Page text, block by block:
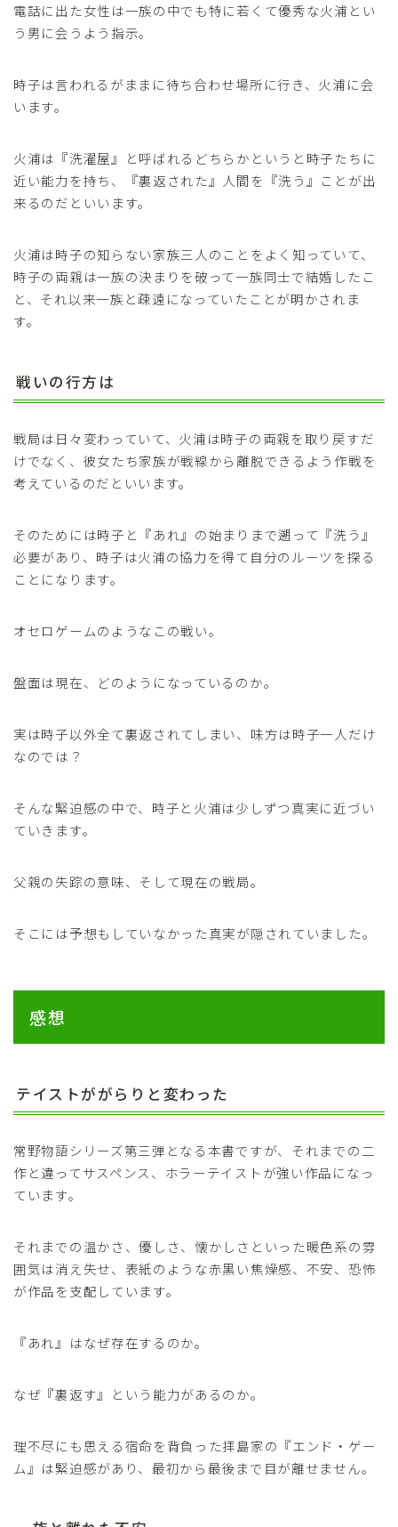
電話に出た女性は一族の中でも特に若くて優秀な火浦とい
う男に会うよう指示。
時子は言われるがままに待ち合わせ場所に行き、火浦に会
います。
火浦は『洗濯屋』と呼ばれるどちらかというと時子たちに
近い能力を持ち、『裏返された』人間を『洗う』ことが出
来るのだといいます。
火浦は時子の知らない家族三人のことをよく知っていて、
時子の両親は一族の決まりを破って一族同士で結婚したこ
と、それ以来一族と疎遠になっていたことが明かされま
す。
戦いの行方は
戦局は日々変わっていて、火浦は時子の両親を取り戻すだ
けでなく、彼女たち家族が戦線から離脱できるよう作戦を
考えているのだといいます。
そのためには時子と『あれ』の始まりまで遡って『洗う』
必要があり、時子は火浦の協力を得て自分のルーツを探る
ことになります。
オセロゲームのようなこの戦い。
盤面は現在、どのようになっているのか。
実は時子以外全て裏返されてしまい、味方は時子一人だけ
なのでは？
そんな緊迫感の中で、時子と火浦は少しずつ真実に近づい
ていきます。
父親の失踪の意味、そして現在の戦局。
そこには予想もしていなかった真実が隠されていました。
感想
テイストががらりと変わった
常野物語シリーズ第三弾となる本書ですが、それまでの二
作と違ってサスペンス、ホラーテイストが強い作品になっ
ています。
それまでの温かさ、優しさ、懐かしさといった暖色系の雰
囲気は消え失せ、表紙のような赤黒い焦燥感、不安、恐怖
が作品を支配しています。
『あれ』はなぜ存在するのか。
なぜ『裏返す』という能力があるのか。
理不尽にも思える宿命を背負った拝島家の『エンド・ゲー
ム』は緊迫感があり、最初から最後まで目が離せません。